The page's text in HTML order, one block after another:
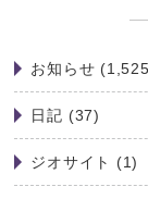
お知らせ
日記 (37)
ジオサイト (1)